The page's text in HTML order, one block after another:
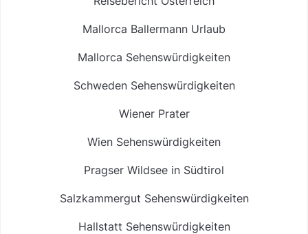
Mallorca Ballermann Urlaub
Mallorca Sehenswürdigkeiten
Schweden Sehenswürdigkeiten
Wiener Prater
Wien Sehenswürdigkeiten
Pragser Wildsee in Südtirol
Salzkammergut Sehenswürdigkeiten
Hallstatt Sehenswürdigkeiten